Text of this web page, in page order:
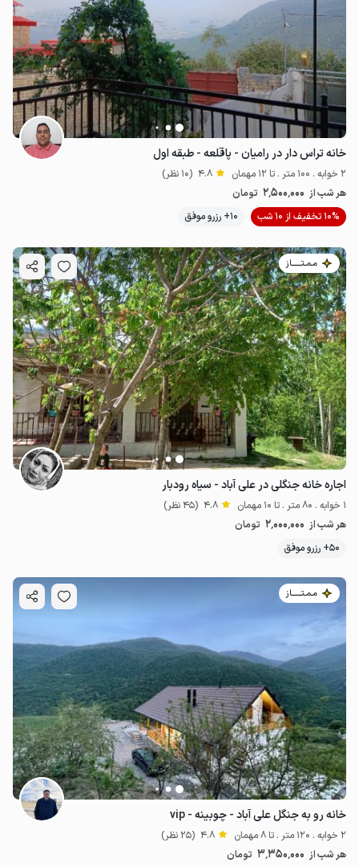
1.2میلیون ت 4.7 2میلیون ت 4.8
700٬000
خانه تراس دار در رامیان - پاقلعه - طبقه اول
2 خوابه . 100 متر . تا 12 مهمان 4.8 (10 نظر)
هر شب از 2٬500٬000 تومان
10% تخفیف از 10 شب
10+ رزرو موفق
مـمـتــــــاز
اجاره خانه جنگلی در علی آباد - سیاه رودبار
1 خوابه . 80 متر . تا 10 مهمان 4.8 (45 نظر)
هر شب از 2٬000٬000 تومان
50+ رزرو موفق
مـمـتــــــاز
خانه رو به جنگل علی آباد - چوبینه - vip
2 خوابه . 120 متر . تا 8 مهمان 4.8 (25 نظر)
هر شب از 3٬350٬000 تومان